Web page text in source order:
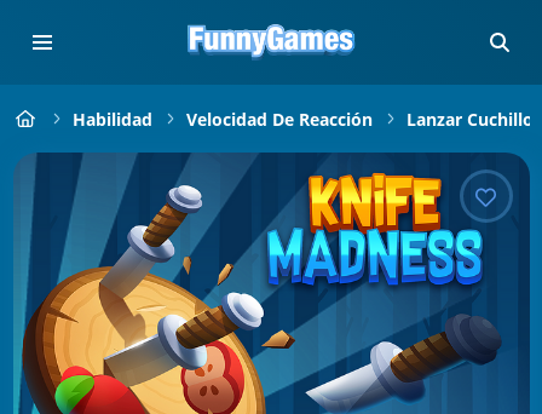
Habilidad Velocidad De Reacción Lanzar Cuchillos